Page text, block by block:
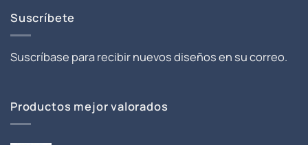
Suscríbete
Suscríbase para recibir nuevos diseños en su correo.
Productos mejor valorados